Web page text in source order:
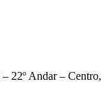
22º Andar – Centro,